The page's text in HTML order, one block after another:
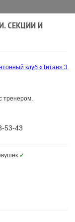
СЕКЦИИ И
клуб «Титан» 3
тренером.
53-43
✓